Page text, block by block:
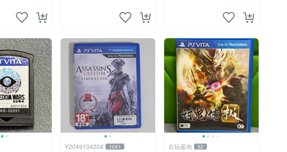
Y2049104204 1041 古玩基地 32